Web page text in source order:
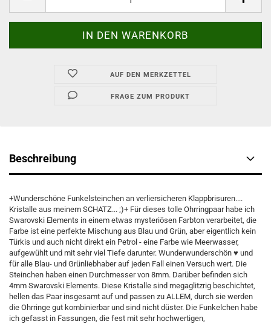
AUF DEN MERKZETTEL
FRAGE ZUM PRODUKT
Beschreibung
+Wunderschöne Funkelsteinchen an verliersicheren Klappbrisuren....
Kristalle aus meinem SCHATZ... ;)+ Für dieses tolle Ohrringpaar habe ich
Swarovski Elements in einem etwas mysteriösen Farbton verarbeitet, die
Farbe ist eine perfekte Mischung aus Blau und Grün, aber eigentlich kein
Türkis und auch nicht direkt ein Petrol - eine Farbe wie Meerwasser,
aufgewühlt und mit sehr viel Tiefe darunter. Wunderwunderschön ♥ und
für alle Blau- und Grünliebhaber auf jeden Fall einen Versuch wert. Die
Steinchen haben einen Durchmesser von 8mm. Darüber befinden sich
4mm Swarovski Elements. Diese Kristalle sind megaglitzrig beschichtet,
hellen das Paar insgesamt auf und passen zu ALLEM, durch sie werden
die Ohrringe gut kombinierbar und sind nicht düster. Die Funkelchen habe
ich gefasst in Fassungen, die fest mit sehr hochwertigen,